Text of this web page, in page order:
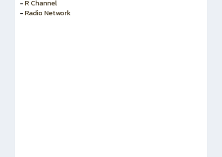
- สำนักงานคณะกรรมการข้าราชการพลเรือน
- R Channel